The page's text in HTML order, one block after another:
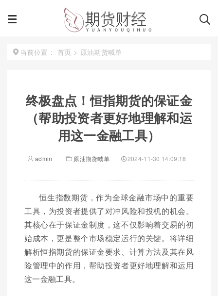
当前位置： 首页 > 原油期货喊单
终极盘点！恒指期货的保证金
（帮助投资者更好地理解和运
用这一金融工具）
admin 原油期货喊单 2024-11-30 14:09:18
恒生指数期货，作为全球金融市场中的重要
工具，为投资者提供了对冲风险和投机的机会。
其核心在于保证金制度，这不仅影响着交易的初
始成本，更是整个市场稳定运行的关键。将详细
解析恒指期货的保证金要求、计算方法及其在风
险管理中的作用，帮助投资者更好地理解和运用
这一金融工具。